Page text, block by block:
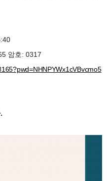
암호: 0317